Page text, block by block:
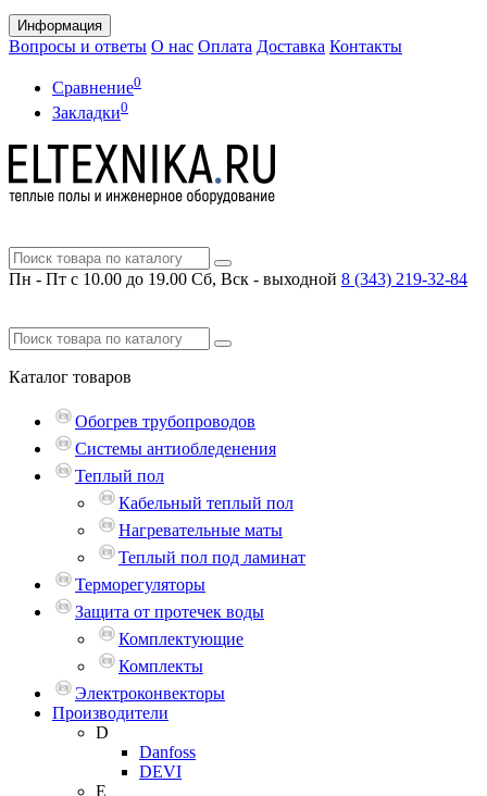
Информация
Вопросы и ответы О нас Оплата Доставка Контакты
Сравнение0
Закладки0
Пн - Пт с 10.00 до 19.00 Сб, Вск - выходной 8 (343) 219-32-84
Каталог товаров
Обогрев трубопроводов
Системы антиобледенения
Теплый пол
Кабельный теплый пол
Нагревательные маты
Теплый пол под ламинат
Терморегуляторы
Защита от протечек воды
Комплектующие
Комплекты
Электроконвекторы
Производители
D
Danfoss
DEVI
E